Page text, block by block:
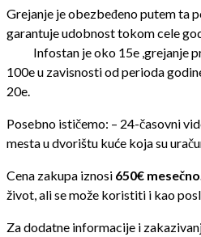
Grejanje je obezbeđeno putem ta
garantuje udobnost tokom cele
Infostan je oko 15e ,grejanje
100e u zavisnosti od perioda
20e.
Posebno ističemo: – 24-časovni
mesta u dvorištu kuće koja su
Cena zakupa iznosi 650€
život, ali se može koristiti i kao
Za dodatne informacije i